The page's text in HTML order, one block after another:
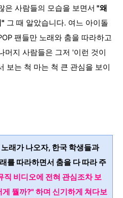
은 사람들의 모습을 보면서 "왜
" 그 때 알았습니다. 여느 아이돌
팬들만 노래와 춤을 따라하고
머지 사람들은 그저 '이런 것이
보는 척 마는 척 큰 관심을 보이
래가 나오자, 한국 학생들과
를 따라하면서 춤을 다 따라 주
직 비디오에 전혀 관심조차보
게 뭘까?" 하며 신기하게 쳐다보